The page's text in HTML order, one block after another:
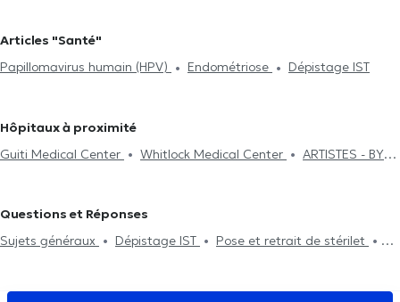
Gynécologues à Forest
Gynécologues à Waterloo
Gynécologues à Genval
Prénatale
Test de fertilité
Endométriose
Sénologie - Cancer du sein
Infections
Articles "Santé"
Papillomavirus humain (HPV)
Endométriose Dépistage IST
Hôpitaux à proximité
Guiti Medical Center
Whitlock Medical Center
ARTISTES - BY
Cabinet du Docteur Pléros
CINQUANTENAIRE
Centre Saint-Henri CP3
Motion Rehab
Clinic
Cabinet Leo Square I Care Center
Centre Adem
Questions et Réponses
Sujets généraux
Dépistage IST
Pose et retrait de stérilet